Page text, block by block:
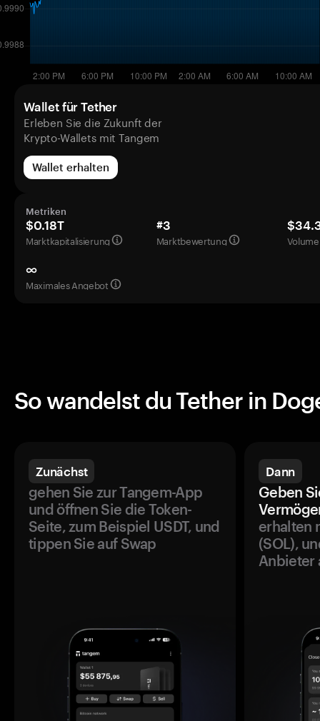
Wallet für Tether
Erleben Sie die Zukunft der
Krypto-Wallets mit Tangem
Wallet erhalten
Metriken
$0.18T
Marktkapitalisierung
#3
Marktbewertung
∞
Maximales Angebot
So wandelst du Tether in
Zunächst
gehen Sie zur Tangem-App
und öffnen Sie die Token-
Seite, zum Beispiel USDT, und
tippen Sie auf Swap
Dann
Geben
erhalten
(SOL),
Anbieter